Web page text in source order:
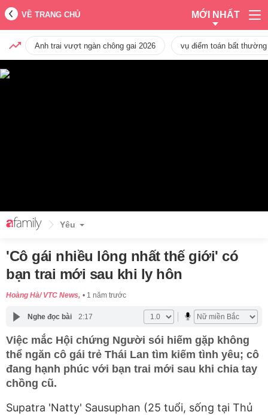
VỀ TRANG CHỦ MỚI NHẤT
Anh trai vượt ngàn chông gai 2026 vụ điểm toán bất
Yêu
'Cô gái nhiều lông nhất thế giới' có
bạn trai mới sau khi ly hôn
Hoàng Hà/ VTC News, 1 năm trước
Nghe đọc bài 2:17
Việc mắc Hội chứng Người sói hiếm gặp không
thể ngăn cô gái trẻ Thái Lan tìm kiếm tình yêu; cô
đang hạnh phúc với bạn trai mới sau khi chia tay
chồng cũ.
Supatra 'Natty' Sausuphan (25 tuổi, sống tại Thủ